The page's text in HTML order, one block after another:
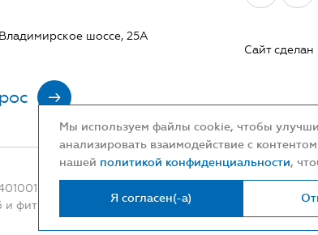
Мы используем файлы cookie, чтобы
анализировать взаимодействие с
нашей политикой конфиденциальности,
Я согласен(-а)
шоссе, 25А
Сайт сделан
ОГРН: 1143334001470
Поставки радиаторов отопления,